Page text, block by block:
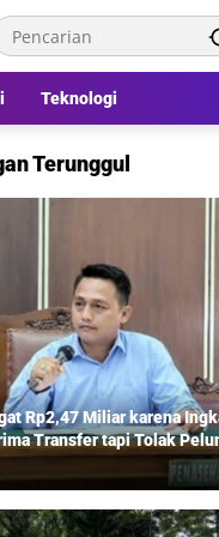
Teknologi
Terunggul
Rp2,47 Miliar karena
Transfer tapi Tolak
Gugat Tuding Lawan